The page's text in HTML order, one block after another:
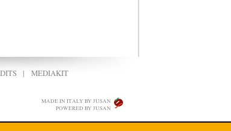
| MEDIAKIT
MADE IN ITALY BY JUSAN
POWERED BY JUSAN